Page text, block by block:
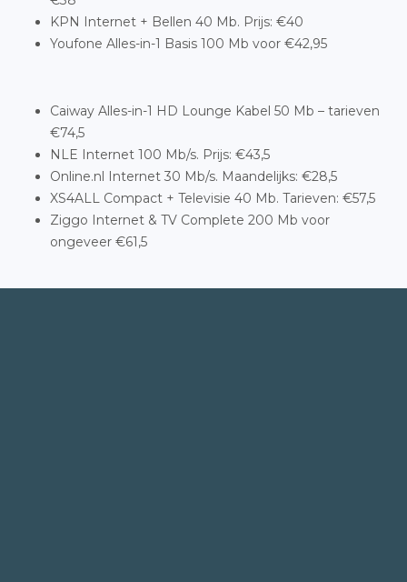
KPN Internet + Bellen 40 Mb. Prijs: €40
Youfone Alles-in-1 Basis 100 Mb voor €42,95
Caiway Alles-in-1 HD Lounge Kabel 50 Mb – tarieven
€74,5
NLE Internet 100 Mb/s. Prijs: €43,5
Online.nl Internet 30 Mb/s. Maandelijks: €28,5
XS4ALL Compact + Televisie 40 Mb. Tarieven: €57,5
Ziggo Internet & TV Complete 200 Mb voor
ongeveer €61,5